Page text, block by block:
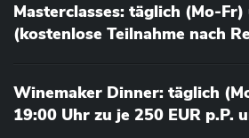
Masterclasses: täglich (Mo-
(kostenlose Teilnahme nach
Winemaker Dinner: täglich
19:00 Uhr zu je 250 EUR p.P.